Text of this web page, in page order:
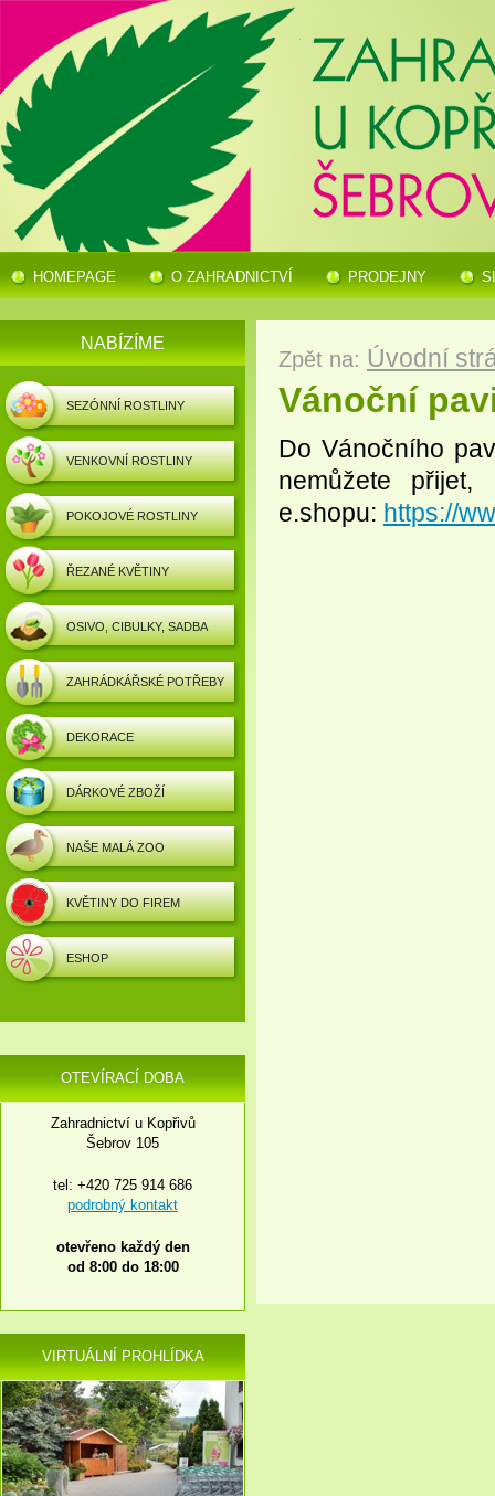
HOMEPAGE O ZAHRADNICTVÍ PRODEJNY
NABÍZÍME
SEZÓNNÍ ROSTLINY
VENKOVNÍ ROSTLINY
POKOJOVÉ ROSTLINY
ŘEZANÉ KVĚTINY
OSIVO, CIBULKY, SADBA
ZAHRÁDKÁŘSKÉ POTŘEBY
DEKORACE
DÁRKOVÉ ZBOŽÍ
NAŠE MALÁ ZOO
KVĚTINY DO FIREM
ESHOP
OTEVÍRACÍ DOBA
Zahradnictví u Kopřivů
Šebrov 105
tel: +420 725 914 686
podrobný kontakt
otevřeno každý den
od 8:00 do 18:00
VIRTUÁLNÍ PROHLÍDKA
Zpět na: Úvodní
Vánoční
Do Vánočního
nemůžete
e.shopu: https://